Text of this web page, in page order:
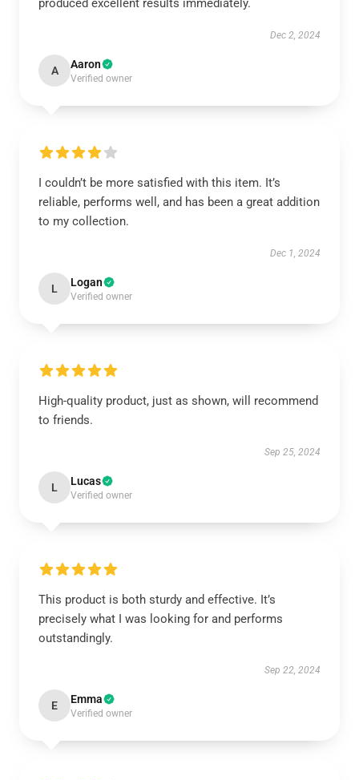
produced excellent results immediately.
Dec 2, 2024
A Aaron
Verified owner
I couldn’t be more satisfied with this item. It’s
reliable, performs well, and has been a great addition
to my collection.
Dec 1, 2024
L Logan
Verified owner
High-quality product, just as shown, will recommend
to friends.
Sep 25, 2024
L Lucas
Verified owner
This product is both sturdy and effective. It’s
precisely what I was looking for and performs
outstandingly.
Sep 22, 2024
E Emma
Verified owner